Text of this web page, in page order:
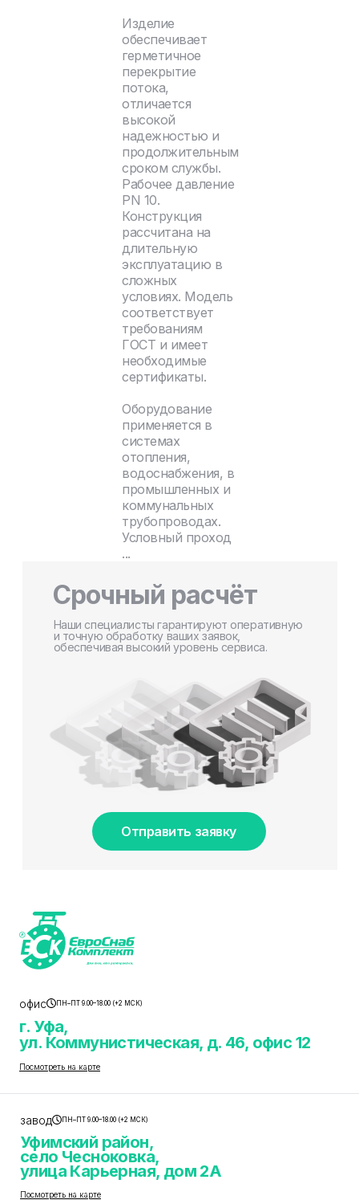
Изделие
обеспечивает
герметичное
перекрытие
потока,
отличается
высокой
надежностью и
продолжительным
сроком службы.
Рабочее давление
PN 10.
Конструкция
рассчитана на
длительную
эксплуатацию в
сложных
условиях. Модель
соответствует
требованиям
ГОСТ и имеет
необходимые
сертификаты.
Оборудование
применяется в
системах
отопления,
водоснабжения, в
промышленных и
коммунальных
трубопроводах.
Условный проход
...
Срочный расчёт
Наши специалисты гарантируют оперативную
и точную обработку ваших заявок,
обеспечивая высокий уровень сервиса.
Отправить заявку
офис ПН–ПТ 9.00–18.00 (+2 МСК)
г. Уфа,
ул. Коммунистическая, д. 46, офис 12
Посмотреть на карте
завод ПН–ПТ 9.00–18.00 (+2 МСК)
Уфимский район,
село Чесноковка,
улица Карьерная, дом 2А
Посмотреть на карте